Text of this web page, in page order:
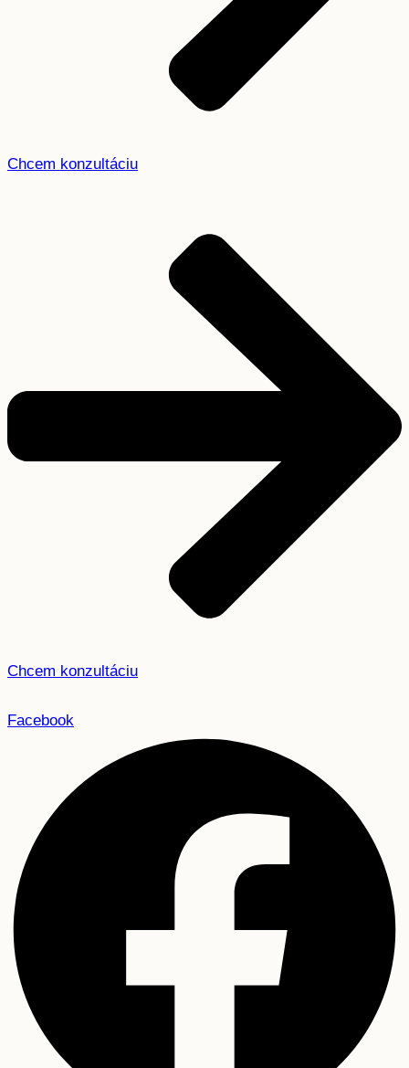
Chcem konzultáciu
Chcem konzultáciu
Facebook